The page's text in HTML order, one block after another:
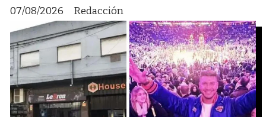
Redacción
07/08/2026